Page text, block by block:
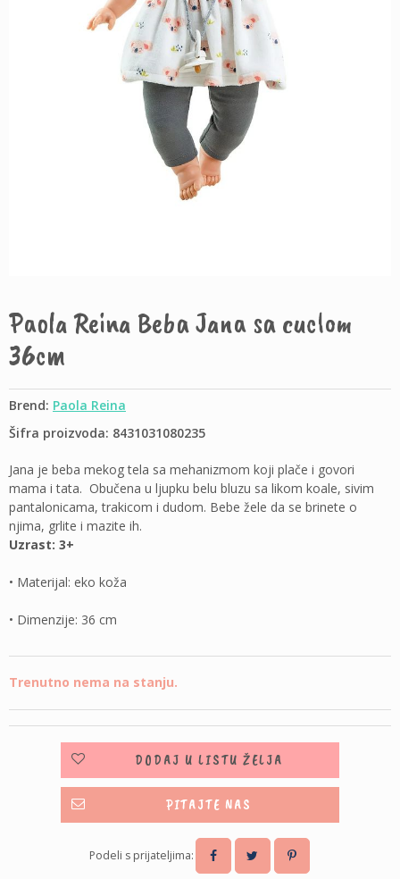
Paola Reina Beba Jana sa cuclom
36cm
Brend: Paola Reina
Šifra proizvoda: 8431031080235
Jana je beba mekog tela sa mehanizmom koji plače i govori
mama i tata. Obučena u ljupku belu bluzu sa likom koale, sivim
pantalonicama, trakicom i dudom. Bebe žele da se brinete o
njima, grlite i mazite ih.
Uzrast: 3+
• Materijal: eko koža
• Dimenzije: 36 cm
Trenutno nema na stanju.
DODAJ U LISTU ŽELJA
PITAJTE NAS
Podeli s prijateljima: